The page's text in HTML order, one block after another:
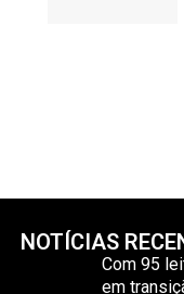
NOTÍCIAS
Com 95
em